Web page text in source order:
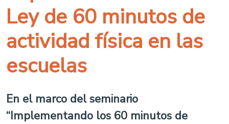
Ley de 60 minutos de
actividad física en las
escuelas
En el marco del seminario
“Implementando los 60 minutos de